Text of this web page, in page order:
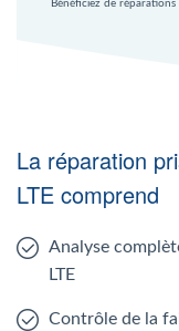
Bénéficiez de
La réparation
LTE comprend
Analyse
LTE
Contrôle de la